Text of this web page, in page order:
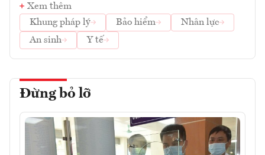
Xem thêm
Khung pháp lý
Bảo hiểm
Nhân lực
An sinh
Y tế
Đừng bỏ lỡ